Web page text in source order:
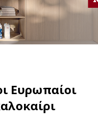
Ευρωπαίοι